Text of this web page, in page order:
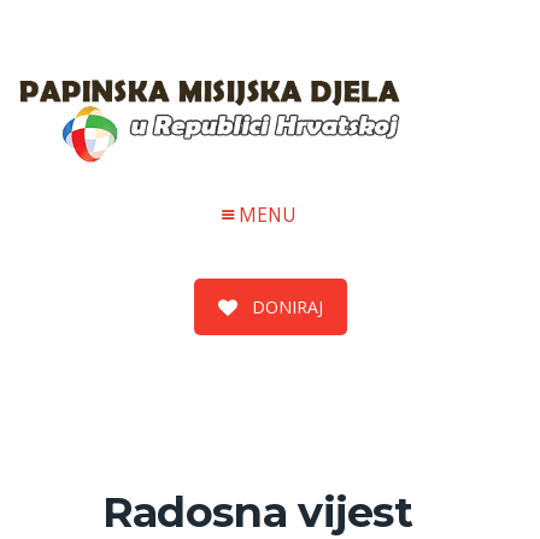
MENU
DONIRAJ
Radosna vijest